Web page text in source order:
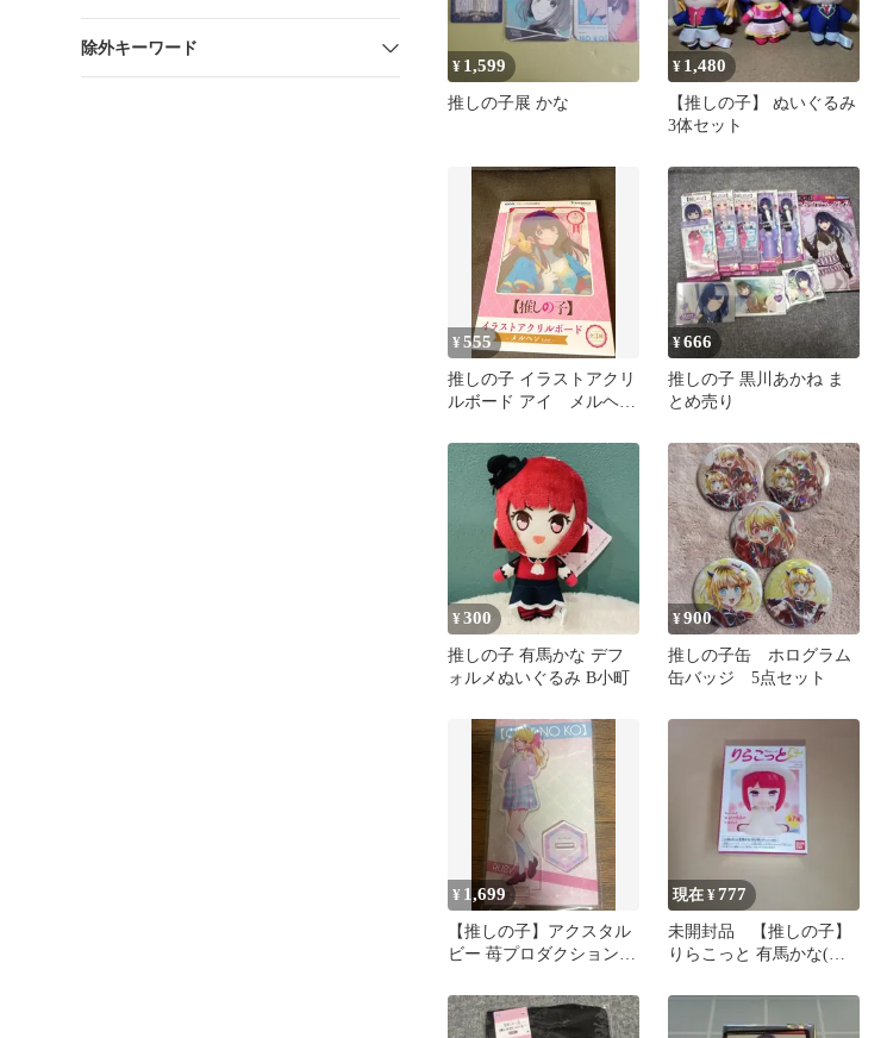
除外キーワード
¥ 1,599
推しの子展 かな
¥ 1,480
【推しの子】 ぬいぐるみ
3体セット
¥555
推しの子 イラストアクリ
ルボード アイ メルヘン
¥666
推しの子 黒川あかね ま
とめ売り
¥300
推しの子 有馬かな デフ
ォルメぬいぐるみ B小町
¥900
推しの子缶 ホログラム
缶バッジ 5点セット
¥ 1,699
【推しの子】アクスタル
ビー 苺プロダクションフ
出品
現在 ¥777
未開封品 【推しの子】
りらこっと 有馬かな(幼